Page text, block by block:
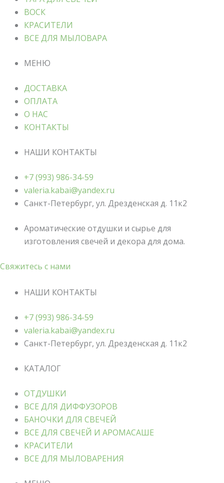
ВОСК
КРАСИТЕЛИ
ВСЕ ДЛЯ МЫЛОВАРА
МЕНЮ
ДОСТАВКА
ОПЛАТА
О НАС
КОНТАКТЫ
НАШИ КОНТАКТЫ
+7 (993) 986-34-59
valeria.kabai@yandex.ru
Санкт-Петербург, ул. Дрезденская д. 11к2
Ароматические отдушки и сырье для
изготовления свечей и декора для дома.
Свяжитесь с нами
НАШИ КОНТАКТЫ
+7 (993) 986-34-59
valeria.kabai@yandex.ru
Санкт-Петербург, ул. Дрезденская д. 11к2
КАТАЛОГ
ОТДУШКИ
ВСЕ ДЛЯ ДИФФУЗОРОВ
БАНОЧКИ ДЛЯ СВЕЧЕЙ
ВСЕ ДЛЯ СВЕЧЕЙ И АРОМАСАШЕ
КРАСИТЕЛИ
ВСЕ ДЛЯ МЫЛОВАРЕНИЯ